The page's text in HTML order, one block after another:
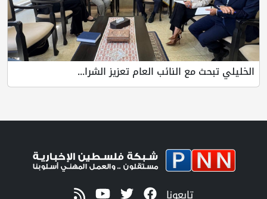
الخليلي تبحث مع النائب العام تعزيز الشرا...
تابعونا